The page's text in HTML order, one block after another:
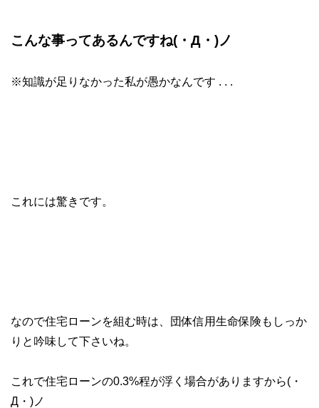
こんな事ってあるんですね(・Д・)ノ
※知識が足りなかった私が愚かなんです . . .
これには驚きです。
なので住宅ローンを組む時は、団体信用生命保険もしっか
りと吟味して下さいね。
これで住宅ローンの0.3%程が浮く場合がありますから(・
Д・)ノ